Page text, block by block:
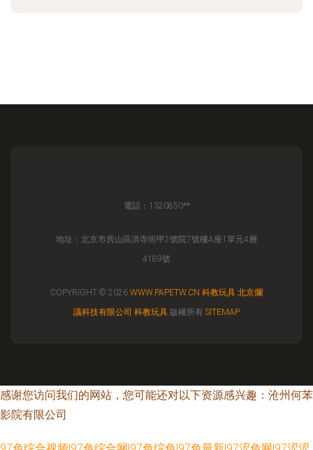
電話：1320850**
地址：北京市房山區洪寺街甲2號院7號樓A座1單元4層
4189號
COPYRIGHT © 2026 WWW.PAPETW.CN 科教玩具 北京爛
議科技有限公司 科教玩具 版權所有 SITEMAP
感谢您访问我们的网站，您可能还对以下资源感兴趣：沧州何苯
影院有限公司